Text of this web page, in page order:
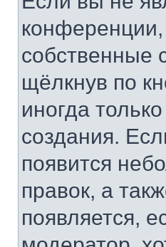
конференции,
собственные
щёлкнув по
иногда
создания.
появится
правок, а
появляется,